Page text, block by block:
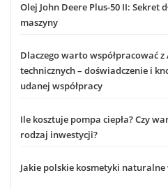
Olej John Deere Plus-50 II: Sekret
maszyny
Dlaczego warto współpracować
technicznych – doświadczenie i
udanej współpracy
Ile kosztuje pompa ciepła? Czy
rodzaj inwestycji?
Jakie polskie kosmetyki